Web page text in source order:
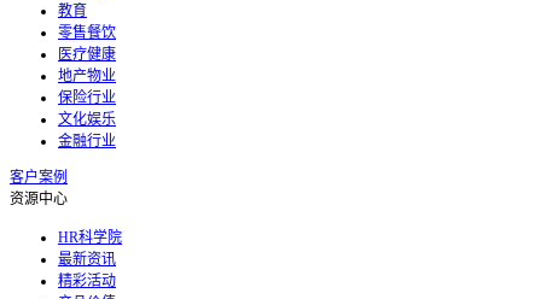
教育
零售餐饮
医疗健康
地产物业
保险行业
文化娱乐
金融行业
客户案例
资源中心
HR科学院
最新资讯
精彩活动